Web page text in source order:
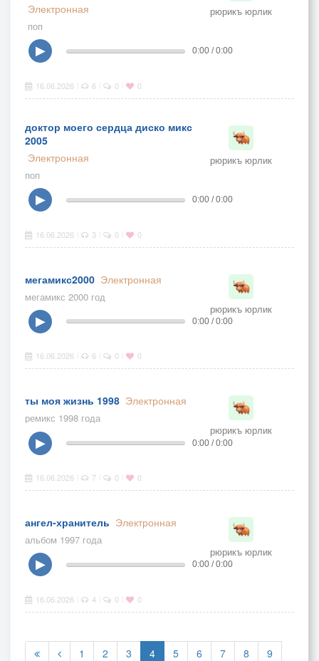
Электронная
поп
рюрикъ юрлик
▶ 0:00 / 0:00
16.06.2026 6 0 0
доктор моего сердца диско микс
2005
Электронная
поп
рюрикъ юрлик
▶ 0:00 / 0:00
16.06.2026 3 0 0
мегамикс2000 Электронная
мегамикс 2000 год
рюрикъ юрлик
▶ 0:00 / 0:00
16.06.2026 6 0 0
ты моя жизнь 1998 Электронная
ремикс 1998 года
рюрикъ юрлик
▶ 0:00 / 0:00
16.06.2026 7 0 0
ангел-хранитель Электронная
альбом 1997 года
рюрикъ юрлик
▶ 0:00 / 0:00
16.06.2026 4 0 0
1 2 3 4 5 6 7 8
9